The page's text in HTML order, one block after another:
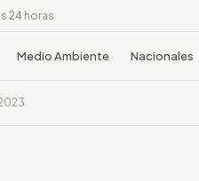
24 horas
Medio Ambiente Nacionales